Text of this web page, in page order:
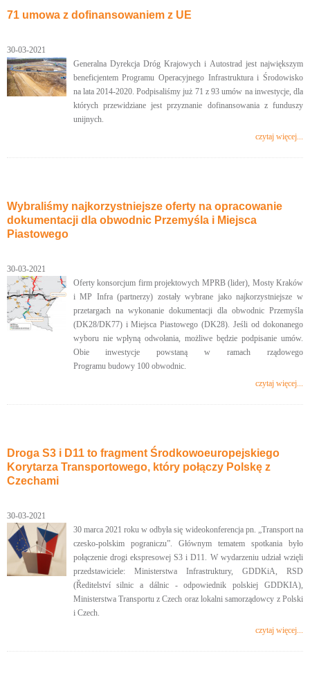
71 umowa z dofinansowaniem z UE
30-03-2021
Generalna Dyrekcja Dróg Krajowych i Autostrad jest największym
beneficjentem Programu Operacyjnego Infrastruktura i Środowisko
na lata 2014-2020. Podpisaliśmy już 71 z 93 umów na inwestycje, dla
których przewidziane jest przyznanie dofinansowania z funduszy
unijnych.
czytaj więcej...
Wybraliśmy najkorzystniejsze oferty na opracowanie
dokumentacji dla obwodnic Przemyśla i Miejsca
Piastowego
30-03-2021
Oferty konsorcjum firm projektowych MPRB (lider), Mosty Kraków
i MP Infra (partnerzy) zostały wybrane jako najkorzystniejsze w
przetargach na wykonanie dokumentacji dla obwodnic Przemyśla
(DK28/DK77) i Miejsca Piastowego (DK28). Jeśli od dokonanego
wyboru nie wpłyną odwołania, możliwe będzie podpisanie umów.
Obie inwestycje powstaną w ramach rządowego
Programu budowy 100 obwodnic.
czytaj więcej...
Droga S3 i D11 to fragment Środkowoeuropejskiego
Korytarza Transportowego, który połączy Polskę z
Czechami
30-03-2021
30 marca 2021 roku w odbyła się wideokonferencja pn. „Transport na
czesko-polskim pograniczu”. Głównym tematem spotkania było
połączenie drogi ekspresowej S3 i D11. W wydarzeniu udział wzięli
przedstawiciele: Ministerstwa Infrastruktury, GDDKiA, RSD
(Ředitelství silnic a dálnic - odpowiednik polskiej GDDKIA),
Ministerstwa Transportu z Czech oraz lokalni samorządowcy z Polski
i Czech.
czytaj więcej...